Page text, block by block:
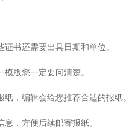
书还需要出具日期和单位。
版您一定要问清楚。
，编辑会给您推荐合适的报纸。
，方便后续邮寄报纸。